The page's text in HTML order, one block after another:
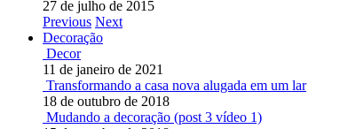
27 de julho de 2015
Previous Next
Decoração
Decor
11 de janeiro de 2021
Transformando a casa nova alugada em um lar
18 de outubro de 2018
Mudando a decoração (post 3 vídeo 1)